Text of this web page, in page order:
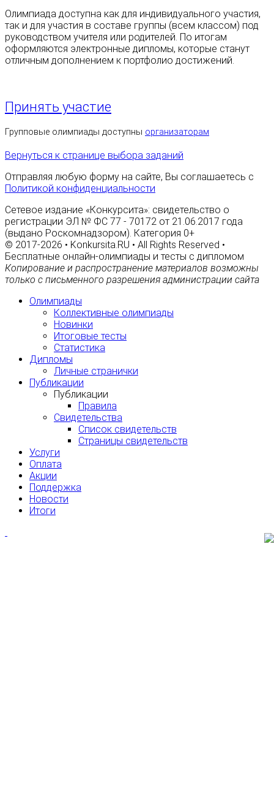
Олимпиада доступна как для индивидуального участия,
так и для участия в составе группы (всем классом) под
руководством учителя или родителей. По итогам
оформляются электронные дипломы, которые станут
отличным дополнением к портфолио достижений.
Принять участие
Групповые олимпиады доступны организаторам
Вернуться к странице выбора заданий
Отправляя любую форму на сайте, Вы соглашаетесь с
Политикой конфиденциальности
Сетевое издание «Конкурсита»: свидетельство о
регистрации ЭЛ № ФС 77 - 70172 от 21.06.2017 года
(выдано Роскомнадзором). Категория 0+
© 2017-2026 • Konkursita.RU • All Rights Reserved •
Бесплатные онлайн-олимпиады и тесты с дипломом
Копирование и распространение материалов возможны
только с письменного разрешения администрации сайта
Олимпиады
Коллективные олимпиады
Новинки
Итоговые тесты
Статистика
Дипломы
Личные странички
Публикации
Публикации
Правила
Свидетельства
Список свидетельств
Страницы свидетельств
Услуги
Оплата
Акции
Поддержка
Новости
Итоги